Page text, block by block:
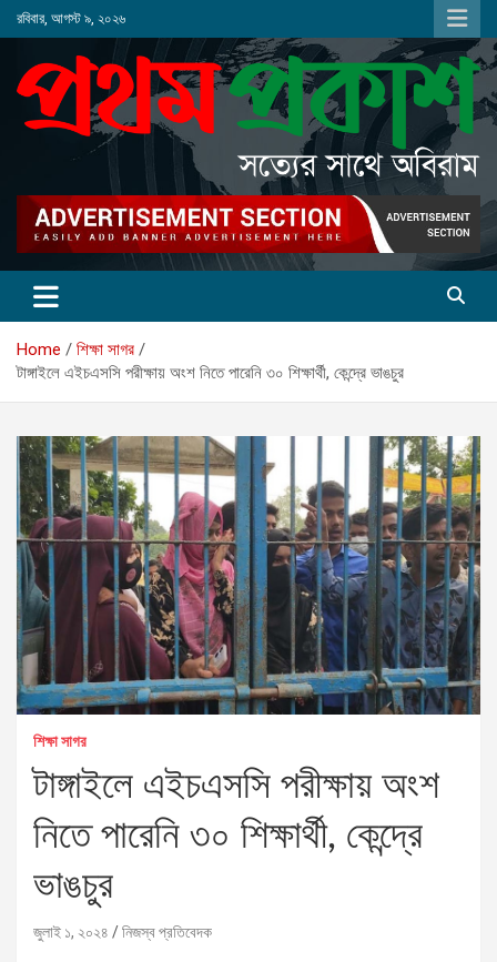
Skip
to
রবিবার, আগস্ট ৯, ২০২৬
Home
শিক্ষা সাগর
টাঙ্গাইলে এইচএসসি পরীক্ষায় অংশ নিতে পারেনি ৩০ শিক্ষার্থী, কেন্দ্রে ভাঙচুর
শিক্ষা সাগর
টাঙ্গাইলে এইচএসসি পরীক্ষায় অংশ
নিতে পারেনি ৩০ শিক্ষার্থী, কেন্দ্রে
ভাঙচুর
জুলাই ১, ২০২৪ নিজস্ব প্রতিবেদক